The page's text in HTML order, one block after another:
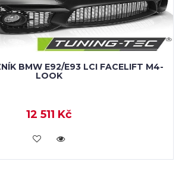
BMW E92/E93 LCI FACELIFT M4-
LOOK
12 511 Kč
KOUPIT